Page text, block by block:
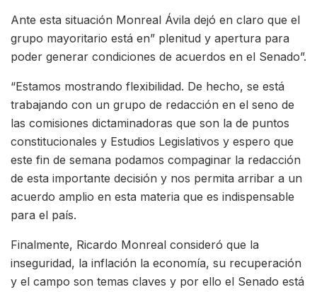
Ante esta situación Monreal Ávila dejó en claro que el
grupo mayoritario está en” plenitud y apertura para
poder generar condiciones de acuerdos en el Senado”.
“Estamos mostrando flexibilidad. De hecho, se está
trabajando con un grupo de redacción en el seno de
las comisiones dictaminadoras que son la de puntos
constitucionales y Estudios Legislativos y espero que
este fin de semana podamos compaginar la redacción
de esta importante decisión y nos permita arribar a un
acuerdo amplio en esta materia que es indispensable
para el país.
Finalmente, Ricardo Monreal consideró que la
inseguridad, la inflación la economía, su recuperación
y el campo son temas claves y por ello el Senado está